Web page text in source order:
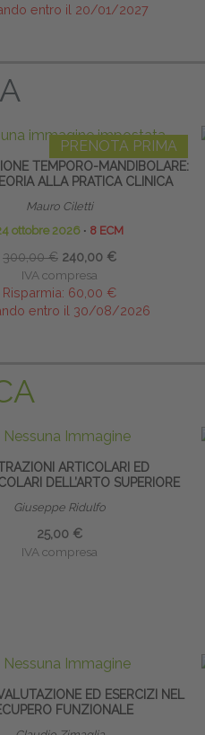
entro il 20/01/2027
PRENOTA PRIMA
TEMPORO-MANDIBOLARE:
ALLA PRATICA CLINICA
Mauro Ciletti
ottobre 2026 ∙ 8 ECM
300,00 € 240,00 €
IVA compresa
Risparmia: 60,00 €
entro il 30/08/2026
ARTICOLARI ED
DELL’ARTO SUPERIORE
Giuseppe Ridulfo
25,00 €
IVA compresa
ED ESERCIZI NEL
FUNZIONALE